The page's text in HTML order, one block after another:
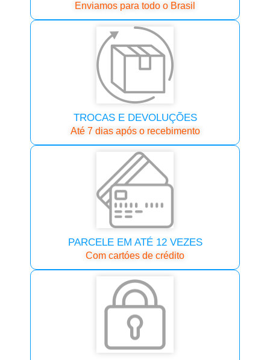
Enviamos para todo o Brasil
TROCAS E DEVOLUÇÕES
Até 7 dias após o recebimento
PARCELE EM ATÉ 12 VEZES
Com cartóes de crédito